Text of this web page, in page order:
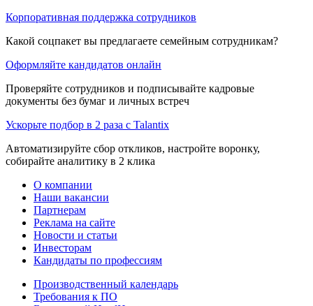
Корпоративная поддержка сотрудников
Какой соцпакет вы предлагаете семейным сотрудникам?
Оформляйте кандидатов онлайн
Проверяйте сотрудников и подписывайте кадровые
документы без бумаг и личных встреч
Ускорьте подбор в 2 раза с Talantix
Автоматизируйте сбор откликов, настройте воронку,
собирайте аналитику в 2 клика
О компании
Наши вакансии
Партнерам
Реклама на сайте
Новости и статьи
Инвесторам
Кандидаты по профессиям
Производственный календарь
Требования к ПО